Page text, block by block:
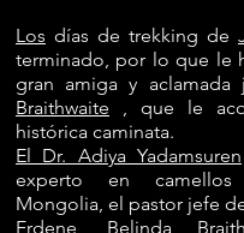
Los días de trekking de
terminado, por lo que le
gran amiga y aclamada
Braithwaite , que le
histórica caminata.
El Dr. Adiya Yadamsuren
experto en
Mongolia, el pastor jefe
Erdene, Belinda